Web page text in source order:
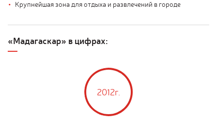
Крупнейшая зона для отдыха и развлечений в городе
«Мадагаскар» в цифрах:
2012г.